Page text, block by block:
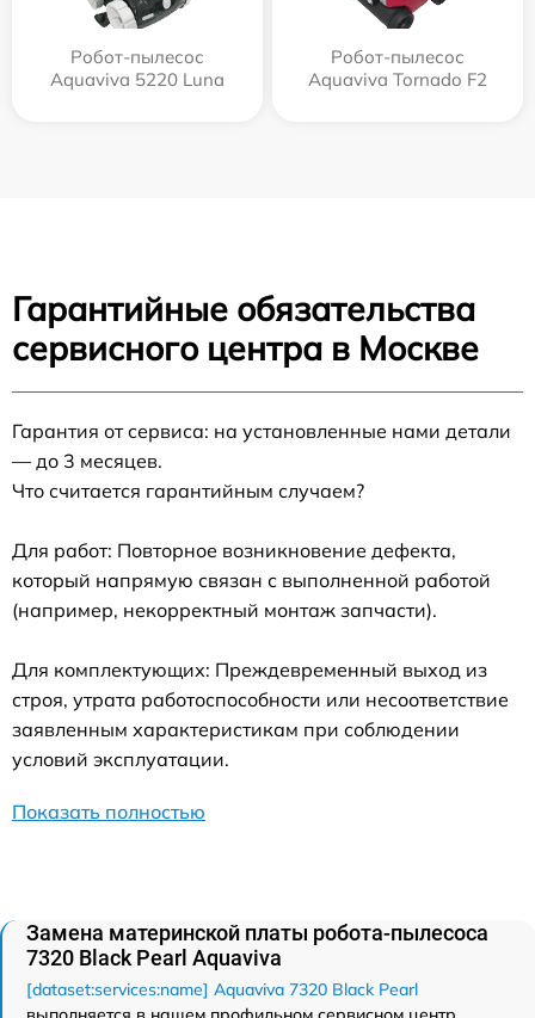
Робот-пылесос
Aquaviva 5220 Luna
Робот-пылесос
Aquaviva Tornado F2
Гарантийные обязательства
сервисного центра в Москве
Гарантия от сервиса: на установленные нами детали
— до 3 месяцев.
Что считается гарантийным случаем?
Для работ: Повторное возникновение дефекта,
который напрямую связан с выполненной работой
(например, некорректный монтаж запчасти).
Для комплектующих: Преждевременный выход из
строя, утрата работоспособности или несоответствие
заявленным характеристикам при соблюдении
условий эксплуатации.
Показать полностью
Замена материнской платы робота-пылесоса
7320 Black Pearl Aquaviva
[dataset:services:name] Aquaviva 7320 Black Pearl